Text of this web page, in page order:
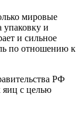
мировые
и
и сильное
по отношению к
РФ
яиц с целью